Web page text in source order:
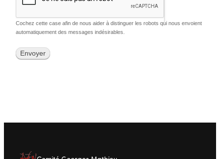
Cochez cette case afin de nous aider à distinguer les robots qui nous envoient
automatiquement des messages indésirables.